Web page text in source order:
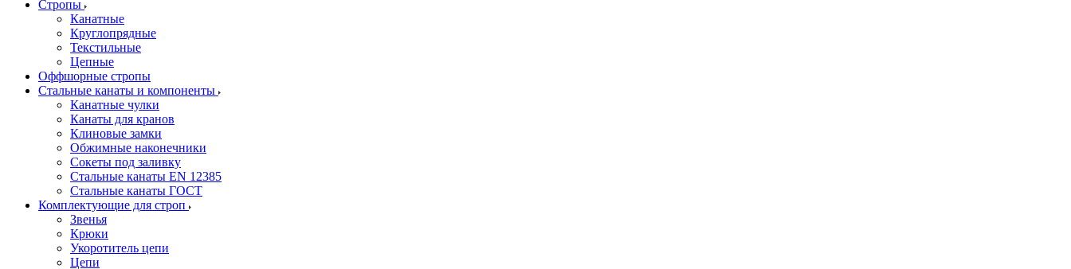
Стропы
Канатные
Круглопрядные
Текстильные
Цепные
Оффшорные стропы
Стальные канаты и компоненты
Канатные чулки
Канаты для кранов
Клиновые замки
Обжимные наконечники
Сокеты под заливку
Стальные канаты EN 12385
Стальные канаты ГОСТ
Комплектующие для строп
Звенья
Крюки
Укоротитель цепи
Цепи